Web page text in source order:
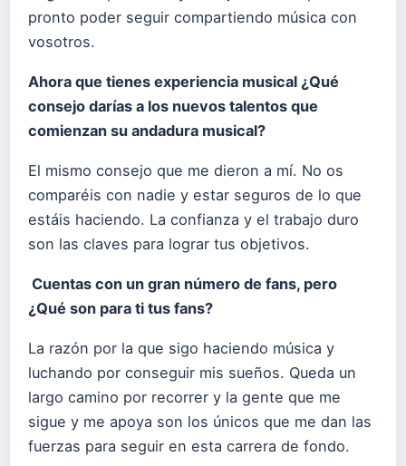
pronto poder seguir compartiendo música con
vosotros.
Ahora que tienes experiencia musical ¿Qué
consejo darías a los nuevos talentos que
comienzan su andadura musical?
El mismo consejo que me dieron a mí. No os
comparéis con nadie y estar seguros de lo que
estáis haciendo. La confianza y el trabajo duro
son las claves para lograr tus objetivos.
Cuentas con un gran número de fans, pero
¿Qué son para ti tus fans?
La razón por la que sigo haciendo música y
luchando por conseguir mis sueños. Queda un
largo camino por recorrer y la gente que me
sigue y me apoya son los únicos que me dan las
fuerzas para seguir en esta carrera de fondo.